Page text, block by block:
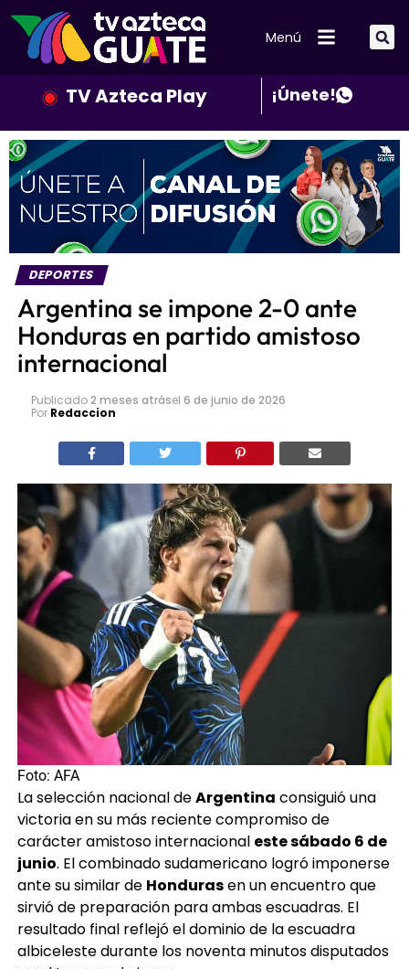
Menú
TV Azteca Play ¡Únete!
DEPORTES
Argentina se impone 2-0 ante
Honduras en partido amistoso
internacional
Publicado2 meses atrás
Foto: AFA
La selección nacional deArgentinaconsiguió una
victoria en su más reciente compromiso de
carácter amistoso internacionaleste sábado 6 de
junio. El combinado sudamericano logró imponerse
ante su similar deHondurasen un encuentro que
sirvió de preparación para ambas escuadras. El
resultado final reflejó el dominio de la escuadra
albiceleste durante los noventa minutos disputados
en el terreno de juego.